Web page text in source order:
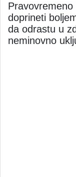
Pravovremeno
doprineti
da odrastu u
neminovno